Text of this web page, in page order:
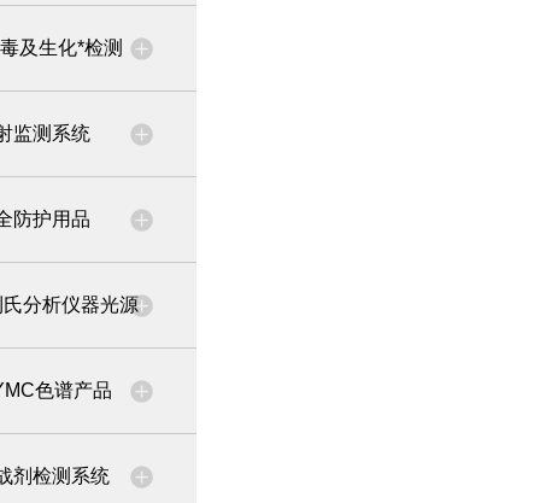
及生化*检测
监测系统
防护用品
分析仪器光源
色谱产品
剂检测系统